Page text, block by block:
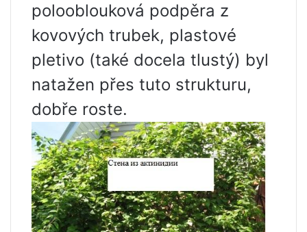
polooblouková podpěra z
kovových trubek, plastové
pletivo (také docela tlustý) byl
natažen přes tuto strukturu,
dobře roste.